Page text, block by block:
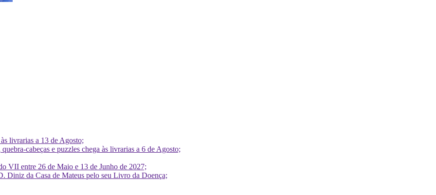
livrarias a 13 de Agosto;
cabeças e puzzles chega às livrarias a 6 de Agosto;
VII entre 26 de Maio e 13 de Junho de 2027;
Diniz da Casa de Mateus pelo seu Livro da Doença;